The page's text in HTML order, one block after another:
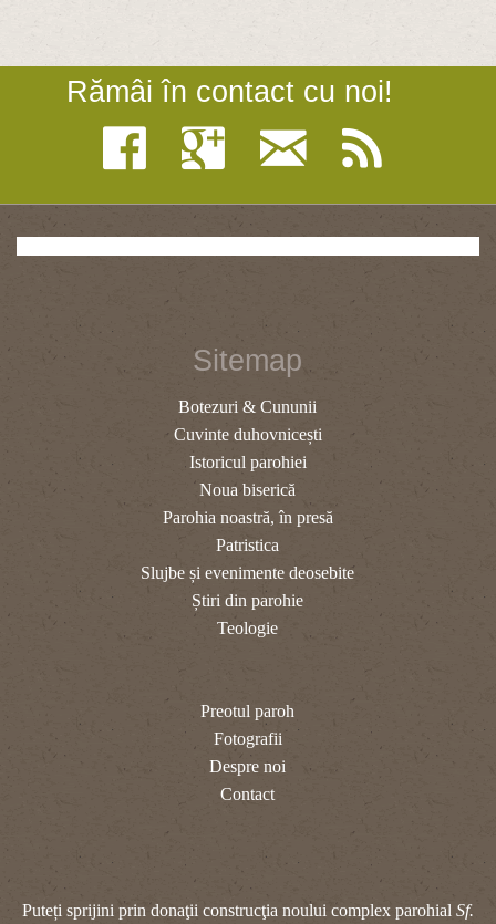
Rămâi în contact cu noi!
Sitemap
Botezuri & Cununii
Cuvinte duhovnicești
Istoricul parohiei
Noua biserică
Parohia noastră, în presă
Patristica
Slujbe și evenimente deosebite
Știri din parohie
Teologie
Preotul paroh
Fotografii
Despre noi
Contact
Puteți sprijini prin donaţii construcţia noului complex parohial Sf.